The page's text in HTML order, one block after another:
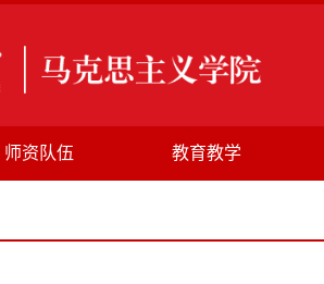
师资队伍 教育教学